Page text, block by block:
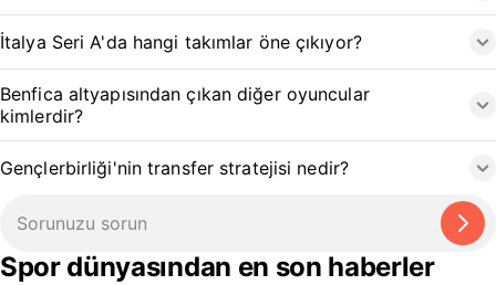
İtalya Seri A'da hangi takımlar öne çıkıyor?
Benfica altyapısından çıkan diğer oyuncular
kimlerdir?
Gençlerbirliği'nin transfer stratejisi nedir?
Spor dünyasından en son haberler